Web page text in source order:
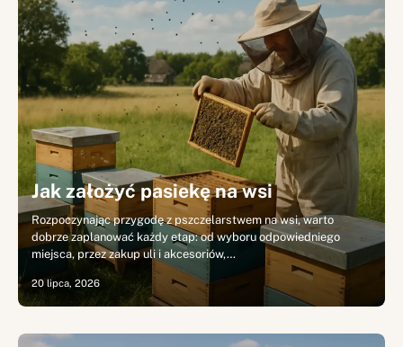
Jak założyć pasiekę na wsi
Rozpoczynając przygodę z pszczelarstwem na wsi, warto
dobrze zaplanować każdy etap: od wyboru odpowiedniego
miejsca, przez zakup uli i akcesoriów,…
20 lipca, 2026